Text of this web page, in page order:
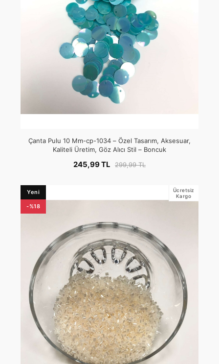
Çanta Pulu 10 Mm-cp-1034 – Özel Tasarım, Aksesuar,
Kaliteli Üretim, Göz Alıcı Stil – Boncuk
245,99 TL 299,99 TL
Yeni
-%18
Ücretsiz
Kargo